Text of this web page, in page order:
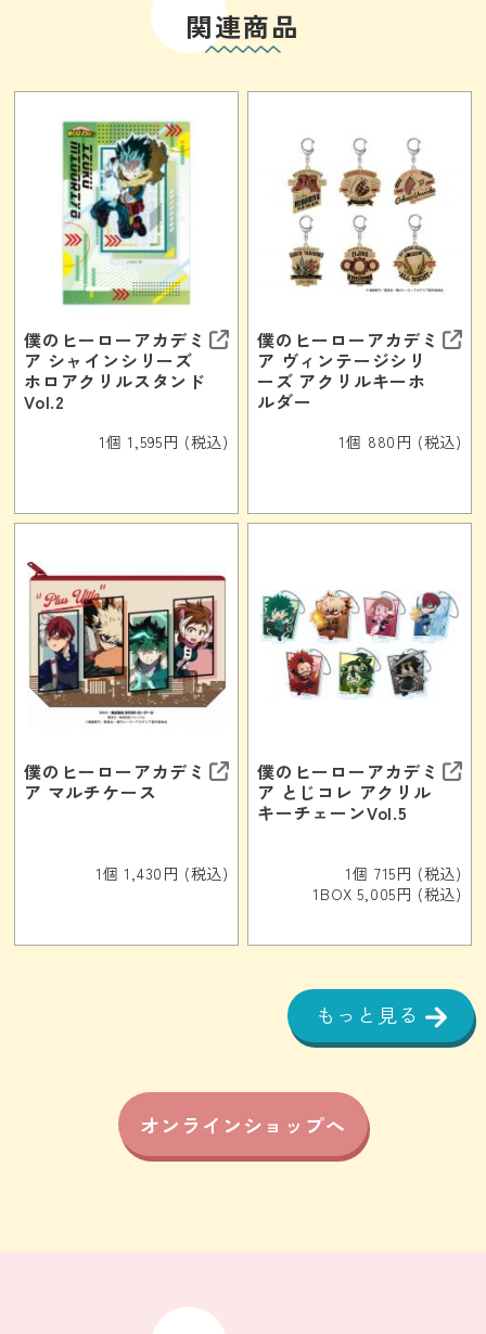
関連商品
僕のヒーローアカデミ
ア シャインシリーズ
ホロアクリルスタンド
Vol.2
1個 1,595円 (税込)
僕のヒーローアカデミ
ア ヴィンテージシリ
ーズ アクリルキーホ
ルダー
1個 880円 (税込)
僕のヒーローアカデミ
ア マルチケース
1個 1,430円 (税込)
僕のヒーローアカデミ
ア とじコレ アクリル
キーチェーンVol.5
1個 715円 (税込)
1BOX 5,005円 (税込)
もっと見る
オンラインショップへ